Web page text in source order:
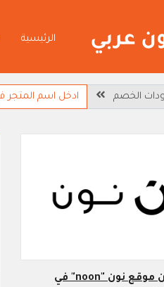
الرئيسية
الخصم
نبذة عن موقع نون "noon" في